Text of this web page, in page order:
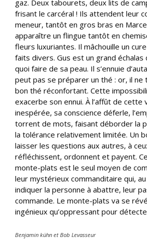
gaz. Deux tabourets, deux lits de
frisant le carcéral ! Ils attendent leur
meneur, tantôt en gros bras en
apparaître un flingue tantôt en
fleurs luxuriantes. Il mâchouille un
faits divers. Gus est un grand échalas
quoi faire de sa peau. Il s’ennuie
peut pas se préparer un thé : or, il ne
bon thé réconfortant. Cette
exacerbe son ennui. À l’affût de cette
inespérée, sa conscience déferle,
torrent de mots, faisant déborder la
la tolérance relativement limitée. Un
laisser les questions aux autres, à
réfléchissent, ordonnent et payent.
monte-plats est le seul moyen de
leur mystérieux commanditaire qui,
indiquer la personne à abattre, leur
commande. Le monte-plats va se
ingénieux qu’oppressant pour
Benjamin kühn et Bob Levasseur